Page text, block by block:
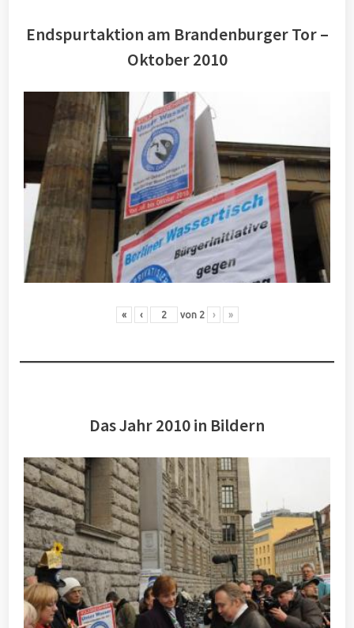
Endspurtaktion am Brandenburger Tor –
Oktober 2010
« ‹ von 2 › »
Das Jahr 2010 in Bildern